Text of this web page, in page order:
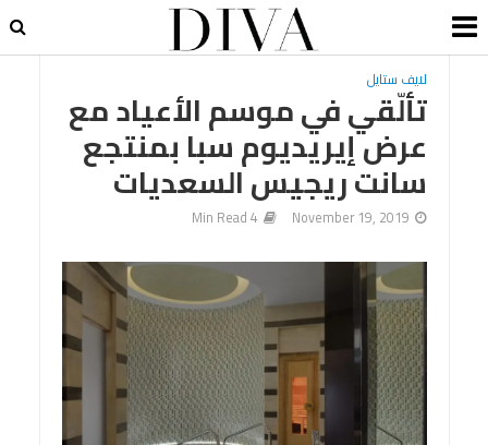
لايف ستايل
تألّقي في موسم الأعياد مع
عرض إيريديوم سبا بمنتجع
سانت ريجيس السعديات
November 19, 2019
4 Min Read